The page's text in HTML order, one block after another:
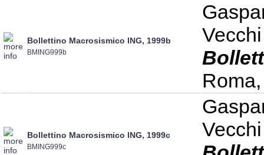
Bollettino Macrosismico ING, 1999b
BMING999b
Bollettino Macrosismico ING, 1999c
BMING999c